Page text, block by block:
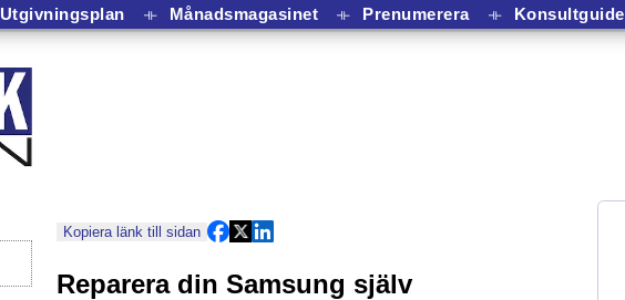
Utgivningsplan ⟛ Månadsmagasinet ⟛ Prenumerera ⟛ Konsultguide
Kopiera länk till sidan
Reparera din Samsung själv